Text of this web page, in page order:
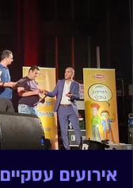
אירועים עסקיים